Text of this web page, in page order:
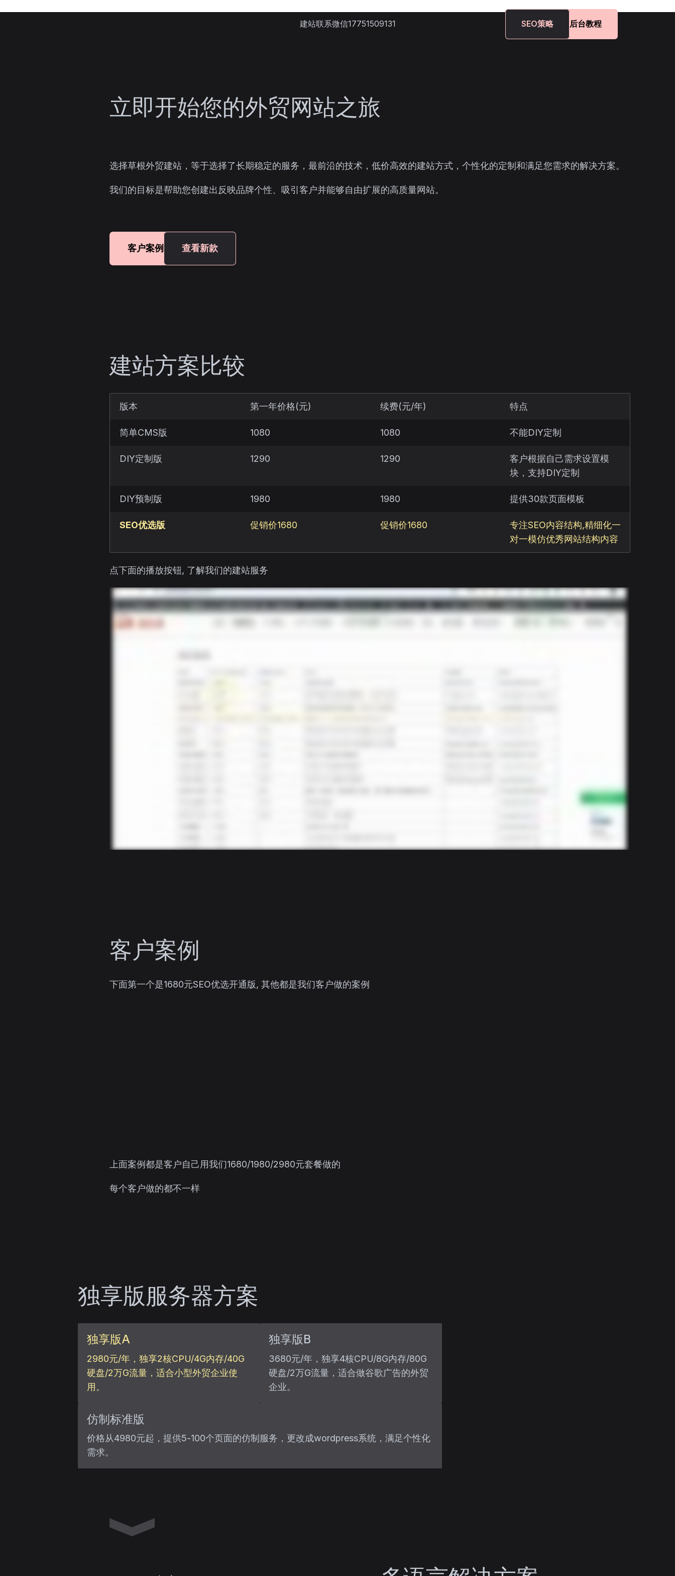
建站联系微信17751509131 后台教程
SEO策略
立即开始您的外贸网站之旅
选择草根外贸建站，等于选择了长期稳定的服务，最前沿的技术，低价高效的建站方式，个性化的定制和满足您需求的解决方案。
我们的目标是帮助您创建出反映品牌个性、吸引客户并能够自由扩展的高质量网站。
客户案例 查看新款
建站方案比较
版本 第一年价格(元) 续费(元/年) 特点
简单CMS版 1080 1080 不能DIY定制
DIY定制版 1290 1290
客户根据自己需求设置模
块，支持DIY定制
DIY预制版 1980 1980 提供30款页面模板
SEO优选版 促销价1680 促销价1680
专注SEO内容结构,精细化一
对一模仿优秀网站结构内容
点下面的播放按钮, 了解我们的建站服务
客户案例
下面第一个是1680元SEO优选开通版, 其他都是我们客户做的案例
上面案例都是客户自己用我们1680/1980/2980元套餐做的
每个客户做的都不一样
独享版服务器方案
独享版A
2980元/年，独享2核CPU/4G内存/40G
硬盘/2万G流量，适合小型外贸企业使
用。
独享版B
3680元/年，独享4核CPU/8G内存/80G
硬盘/2万G流量，适合做谷歌广告的外贸
企业。
仿制标准版
价格从4980元起，提供5-100个页面的仿制服务，更改成wordpress系统，满足个性化
需求。